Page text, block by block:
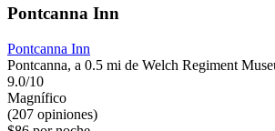
Pontcanna Inn
Pontcanna Inn
Pontcanna, a 0.5 mi de Welch Regiment
9.0/10
Magnífico
(207 opiniones)